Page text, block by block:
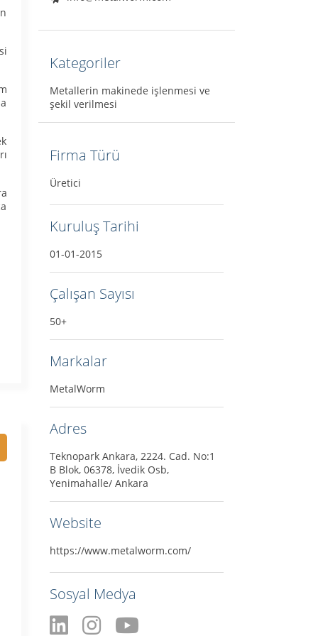
Kategoriler
Metallerin makinede işlenmesi ve
şekil verilmesi
Firma Türü
Üretici
Kuruluş Tarihi
01-01-2015
Çalışan Sayısı
50+
Markalar
MetalWorm
Adres
Teknopark Ankara, 2224. Cad. No:1
B Blok, 06378, İvedik Osb,
Yenimahalle/ Ankara
Website
https://www.metalworm.com/
Sosyal Medya